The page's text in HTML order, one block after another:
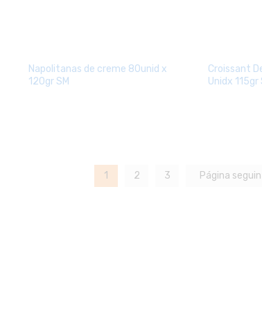
Napolitanas de creme 80unid x
120gr SM
Croissant
Unidx 115gr
1 2 3 Página